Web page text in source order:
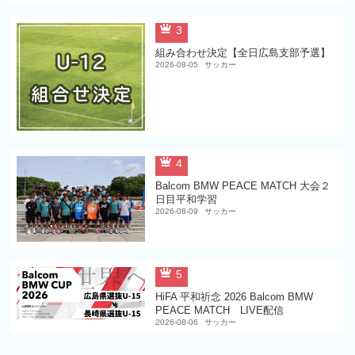
3
組み合わせ決定【全日広島支部予選】
2026-08-05 サッカー
4
Balcom BMW PEACE MATCH 大会２
日目平和学習
2026-08-09 サッカー
5
HiFA 平和祈念 2026 Balcom BMW
PEACE MATCH LIVE配信
2026-08-06 サッカー